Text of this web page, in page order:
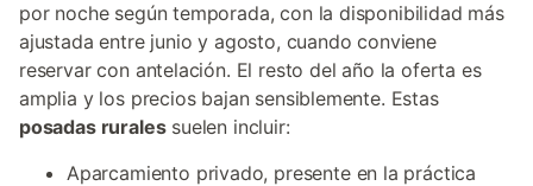
por noche según temporada, con la disponibilidad más
ajustada entre junio y agosto, cuando conviene
reservar con antelación. El resto del año la oferta es
amplia y los precios bajan sensiblemente. Estas
posadas ruralessuelen incluir:
Aparcamiento privado, presente en la práctica